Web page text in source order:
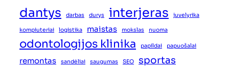
dantys darbas durys interjeras juvelyrika
kompiuteriai logistika maistas mokslas nuoma
odontologijos klinika papildai papuošalai
remontas sandėliai saugumas SEO
sportas